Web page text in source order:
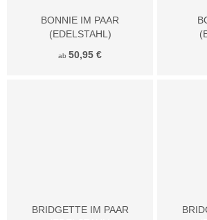
BONNIE IM PAAR
(EDELSTAHL)
ab 50,95 €
BRIDGETTE IM PAAR